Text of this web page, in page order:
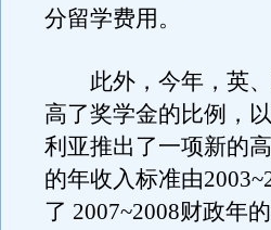
分留学费用。
此外，今年，英、
高了奖学金的比例，
利亚推出了一项新的
的年收入标准由
了 2007~2008财政年